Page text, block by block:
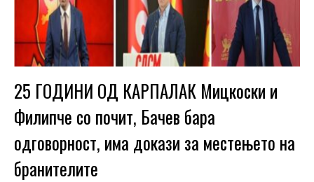
25 ГОДИНИ ОД КАРПАЛАК Мицкоски и
Филипче со почит, Бачев бара
одговорност, има докази за местењето на
бранителите